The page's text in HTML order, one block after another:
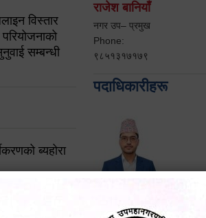
विस्तार
सम्बन्धी
ब्यहोरा
राजेश बानियाँ
नगर उप– प्रमुख
Phone:
९८५१३१७१७९
पदाधिकारीहरू
प्रमुख प्रशासकीय अधिकृत